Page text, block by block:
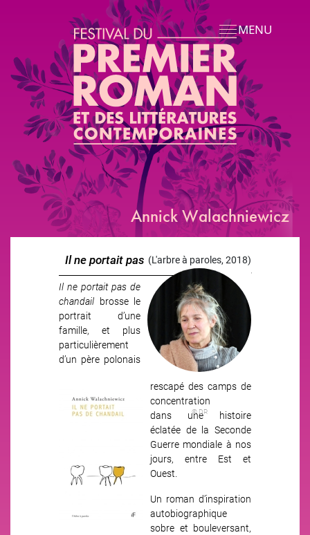
Aller au contenu principal
MENU
Annick Walachniewicz
(L'arbre à paroles, 2018)
Il ne portait pas
de chandail
© DR
Image
Il ne portait pas de
chandail brosse le
portrait d’une
famille, et plus
particulièrement
d’un père polonais
rescapé des camps de
concentration
dans une histoire
éclatée de la Seconde
Guerre mondiale à nos
jours, entre Est et
Ouest.
Un roman d’inspiration
autobiographique
sobre et bouleversant,